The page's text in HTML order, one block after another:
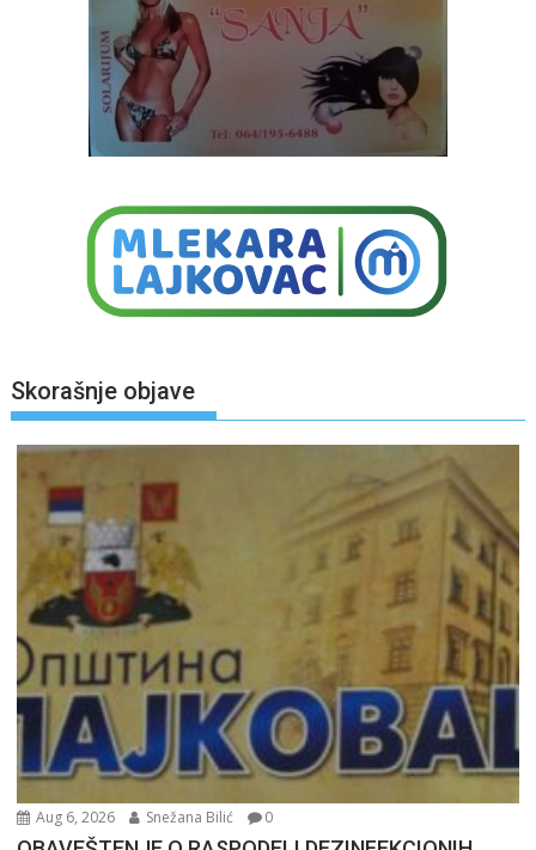
Skorašnje objave
Aug 6, 2026 Snežana Bilić 0